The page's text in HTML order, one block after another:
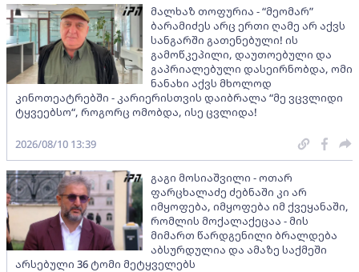
მალხაზ თოფურია - “მეომარ”
ბარამიძეს არც ერთი ღამე არ აქვს
სანგარში გათენებული! ის
გამოწკეპილი, დაუთოებული და
გაპრიალებული დასეირნობდა, ომი
ნანახი აქვს მხოლოდ
კინოთეატრებში - კარიერისთვის დაიბრალა “მე ვცვლიდი
ტყვეებსო“, როგორც ომობდა, ისე ცვლიდა!
2026/08/10 13:39
გაგი მოსიაშვილი - ოთარ
ფარცხალაძე ძებნაში კი არ
იმყოფება, იმყოფება იმ ქვეყანაში,
რომლის მოქალაქეცაა - მის
მიმართ წარდგენილი ბრალდება
აბსურდულია და ამაზე საქმეში
არსებული 36 ტომი მეტყველებს